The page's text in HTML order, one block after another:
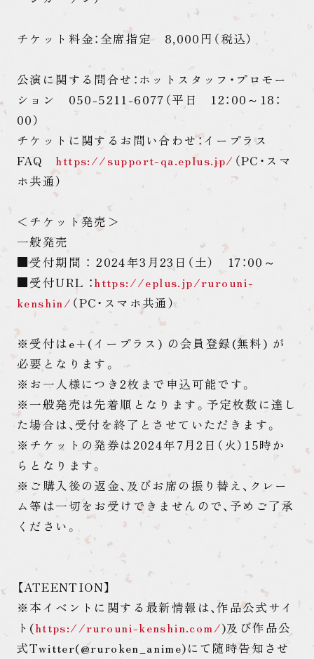
チケット料金：全席指定 8,000円（税込）
公演に関する問合せ：ホットスタッフ・プロモー
ション 050-5211-6077（平日 12：00～18：
00）
チケットに関するお問い合わせ：イープラス
FAQ https://support-qa.eplus.jp/ （PC・スマ
ホ共通）
＜チケット発売＞
一般発売
■受付期間 ： 2024年3月23日（土） 17：00～
■受付URL ：https://eplus.jp/rurouni-
kenshin/ （PC・スマホ共通）
※受付はe+(イープラス) の会員登録(無料) が
必要となります。
※お一人様につき2枚まで申込可能です。
※一般発売は先着順となります。予定枚数に達し
た場合は、受付を終了とさせていただきます。
※チケットの発券は2024年7月2日（火）15時か
らとなります。
※ご購入後の返金、及びお席の振り替え、クレー
ム等は一切をお受けできませんので、予めご了承
ください。
【ATEENTION】
※本イベントに関する最新情報は、作品公式サイ
ト(https://rurouni-kenshin.com/)及び作品公
式Twitter(@ruroken_anime)にて随時告知させ